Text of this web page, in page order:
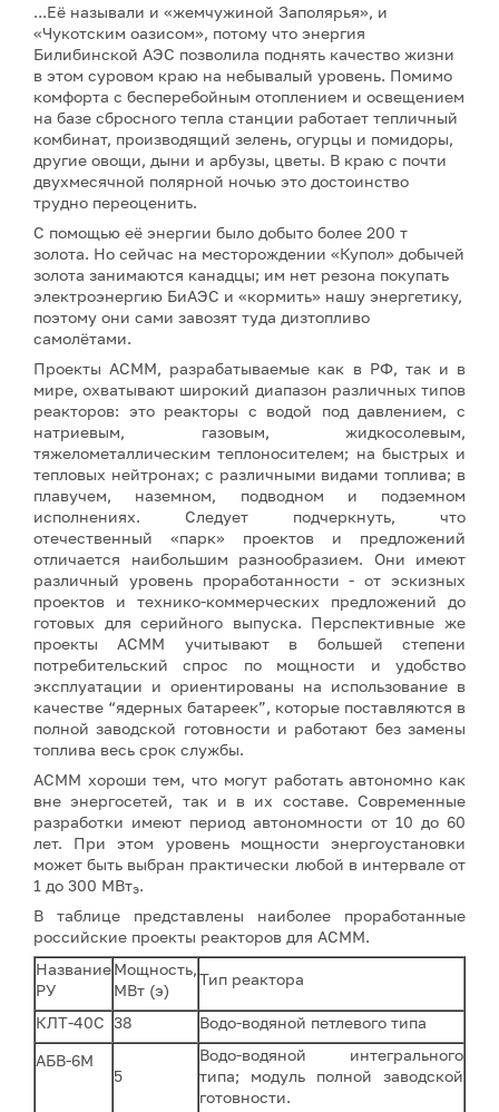
...Её называли и «жемчужиной Заполярья», и
«Чукотским оазисом», потому что энергия
Билибинской АЭС позволила поднять качество жизни
в этом суровом краю на небывалый уровень. Помимо
комфорта с бесперебойным отоплением и освещением
на базе сбросного тепла станции работает тепличный
комбинат, производящий зелень, огурцы и помидоры,
другие овощи, дыни и арбузы, цветы. В краю с почти
двухмесячной полярной ночью это достоинство
трудно переоценить.
С помощью её энергии было добыто более 200 т
золота. Но сейчас на месторождении «Купол» добычей
золота занимаются канадцы; им нет резона покупать
электроэнергию БиАЭС и «кормить» нашу энергетику,
поэтому они сами завозят туда дизтопливо
самолётами.
Проекты АСММ, разрабатываемые как в РФ, так и в
мире, охватывают широкий диапазон различных типов
реакторов: это реакторы с водой под давлением, с
натриевым, газовым, жидкосолевым,
тяжелометаллическим теплоносителем; на быстрых и
тепловых нейтронах; с различными видами топлива; в
плавучем, наземном, подводном и подземном
исполнениях. Следует подчеркнуть, что
отечественный «парк» проектов и предложений
отличается наибольшим разнообразием. Они имеют
различный уровень проработанности - от эскизных
проектов и технико-коммерческих предложений до
готовых для серийного выпуска. Перспективные же
проекты АСММ учитывают в большей степени
потребительский спрос по мощности и удобство
эксплуатации и ориентированы на использование в
качестве “ядерных батареек”, которые поставляются в
полной заводской готовности и работают без замены
топлива весь срок службы.
АСММ хороши тем, что могут работать автономно как
вне энергосетей, так и в их составе. Современные
разработки имеют период автономности от 10 до 60
лет. При этом уровень мощности энергоустановки
может быть выбран практически любой в интервале от
1 до 300 МВтэ.
В таблице представлены наиболее проработанные
российские проекты реакторов для АСММ.
Название
РУ
Мощность,
МВт (э)
Тип реактора
КЛТ-40С 38
Водо-водяной петлевого типа
АБВ-6М
5
Водо-водяной интегрального
типа; модуль полной заводской
готовности.